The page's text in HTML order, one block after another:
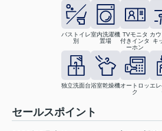
バストイレ
別
室内洗濯機
置場
TVモニタ
付きインタ
ーホン
カ
キ
独立洗面台浴室乾燥機オートロッ
ク
エ
セールスポイント